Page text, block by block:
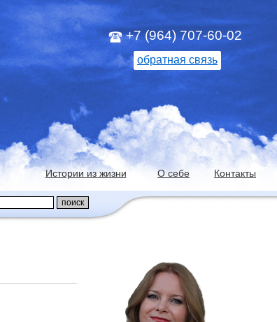
+7 (964) 707-60-02
обратная связь
Истории из жизни О себе Контакты